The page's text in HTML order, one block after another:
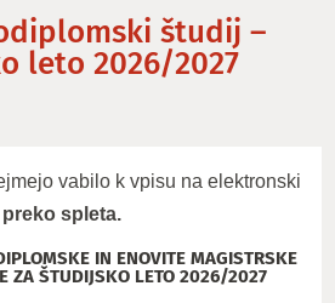
študij –
leto 2026/2027
vabilo k vpisu na elektronski
spleta.
IN ENOVITE MAGISTRSKE
ZA ŠTUDIJSKO LETO 2026/2027